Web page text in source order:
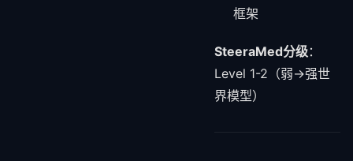
框架
SteeraMed分级：
Level 1-2（弱→强世
界模型）